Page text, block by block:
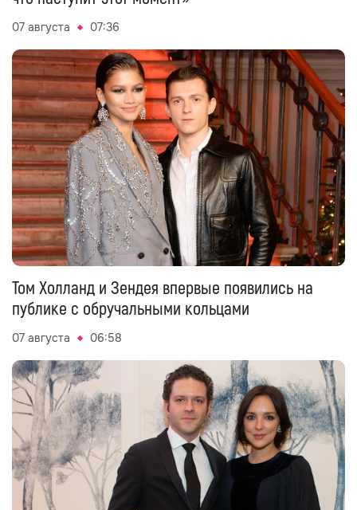
07 августа 07:36
Том Холланд и Зендея впервые появились на
публике с обручальными кольцами
07 августа 06:58